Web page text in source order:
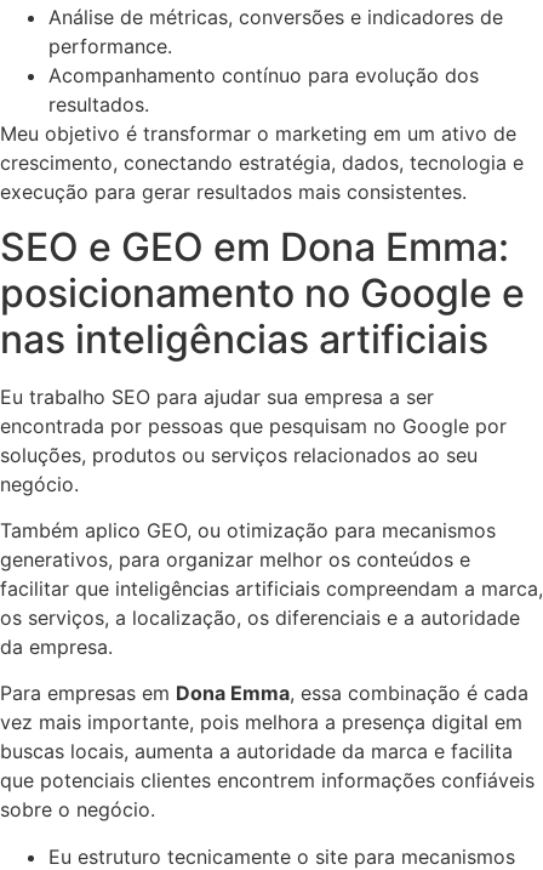
Análise de métricas, conversões e indicadores de
performance.
Acompanhamento contínuo para evolução dos
resultados.
Meu objetivo é transformar o marketing em um ativo de
crescimento, conectando estratégia, dados, tecnologia e
execução para gerar resultados mais consistentes.
SEO e GEO em Dona Emma:
posicionamento no Google e
nas inteligências artificiais
Eu trabalho SEO para ajudar sua empresa a ser
encontrada por pessoas que pesquisam no Google por
soluções, produtos ou serviços relacionados ao seu
negócio.
Também aplico GEO, ou otimização para mecanismos
generativos, para organizar melhor os conteúdos e
facilitar que inteligências artificiais compreendam a marca,
os serviços, a localização, os diferenciais e a autoridade
da empresa.
Para empresas em Dona Emma, essa combinação é cada
vez mais importante, pois melhora a presença digital em
buscas locais, aumenta a autoridade da marca e facilita
que potenciais clientes encontrem informações confiáveis
sobre o negócio.
Eu estruturo tecnicamente o site para mecanismos